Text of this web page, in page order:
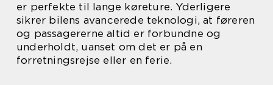
er perfekte til lange køreture. Yderligere
sikrer bilens avancerede teknologi, at føreren
og passagererne altid er forbundne og
underholdt, uanset om det er på en
forretningsrejse eller en ferie.